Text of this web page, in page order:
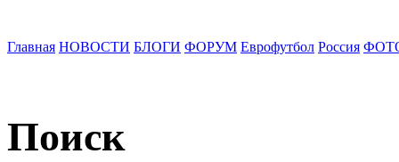
Главная НОВОСТИ БЛОГИ ФОРУМ Еврофутбол Россия
Поиск